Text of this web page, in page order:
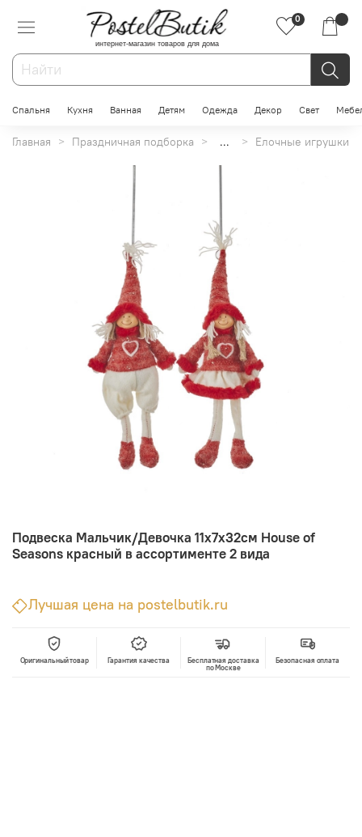
интернет-магазин товаров для дома
0
Спальня Кухня Ванная Детям Одежда Декор Свет
Главная Праздничная подборка ... Елочные игрушки
Подвеска Мальчик/Девочка 11х7х32см House of
Seasons красный в ассортименте 2 вида
Лучшая цена на postelbutik.ru
Оригинальный товар Гарантия качества
Бесплатная доставка
по Москве
Безопасная оплата